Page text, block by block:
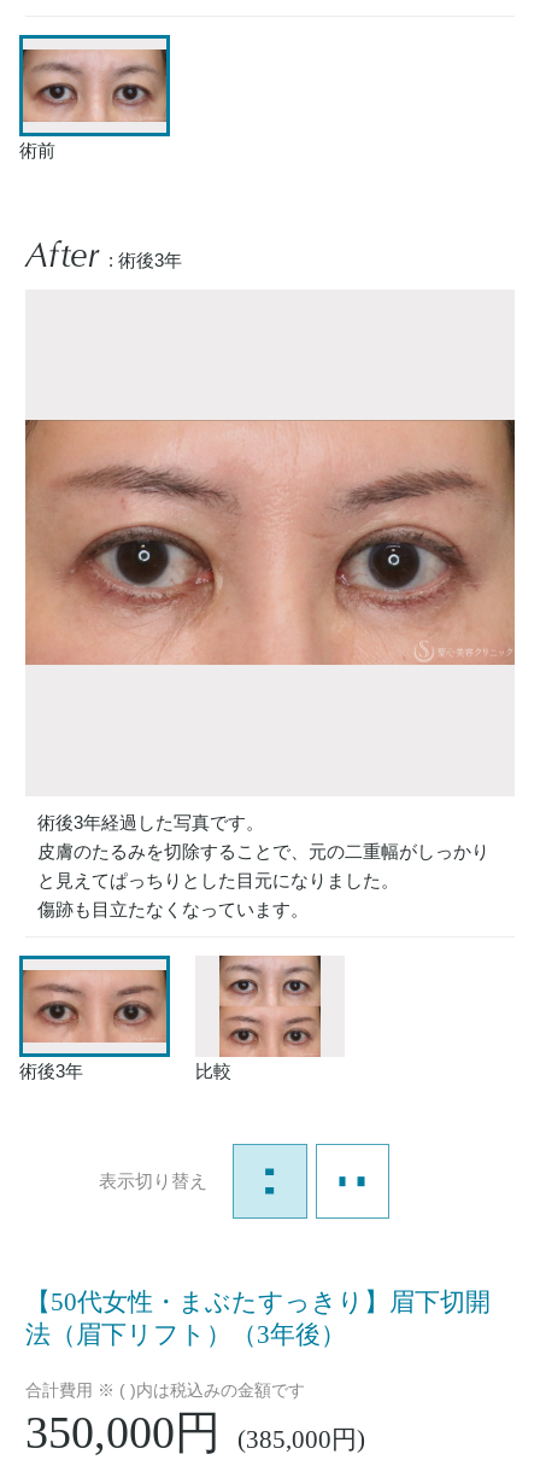
術前
After : 術後3年
術後3年経過した写真です。
皮膚のたるみを切除することで、元の二重幅がしっかり
と見えてぱっちりとした目元になりました。
傷跡も目立たなくなっています。
術後3年 比較
表示切り替え
【50代女性・まぶたすっきり】眉下切開
法（眉下リフト）（3年後）
合計費用 ※ ( )内は税込みの金額です
350,000円 (385,000円)